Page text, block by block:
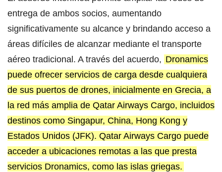
entrega de ambos socios, aumentando
significativamente su alcance y brindando acceso a
áreas difíciles de alcanzar mediante el transporte
aéreo tradicional. A través del acuerdo, Dronamics
puede ofrecer servicios de carga desde cualquiera
de sus puertos de drones, inicialmente en Grecia, a
la red más amplia de Qatar Airways Cargo, incluidos
destinos como Singapur, China, Hong Kong y
Estados Unidos (JFK). Qatar Airways Cargo puede
acceder a ubicaciones remotas a las que presta
servicios Dronamics, como las islas griegas.